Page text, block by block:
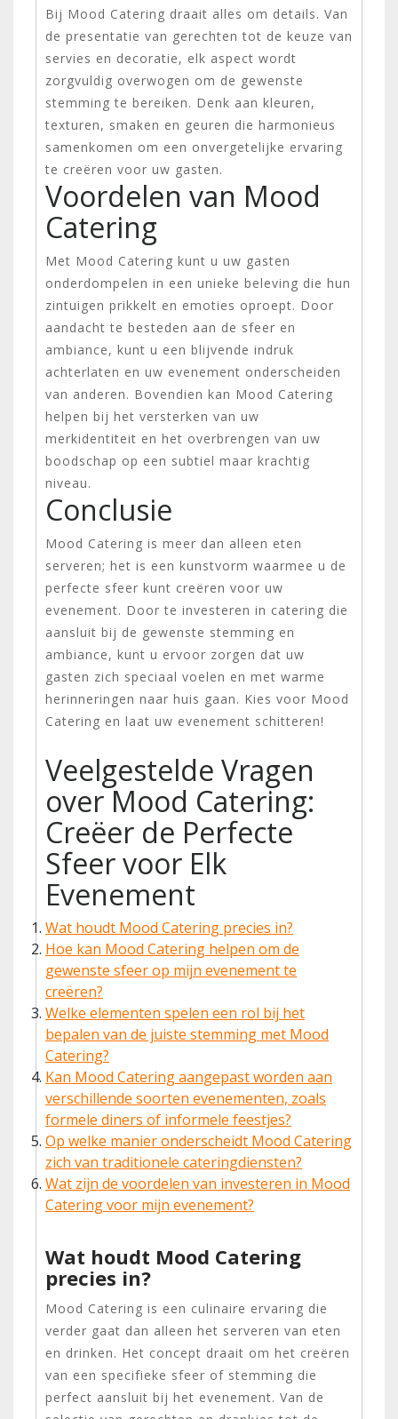
Bij Mood Catering draait alles om details. Van
de presentatie van gerechten tot de keuze van
servies en decoratie, elk aspect wordt
zorgvuldig overwogen om de gewenste
stemming te bereiken. Denk aan kleuren,
texturen, smaken en geuren die harmonieus
samenkomen om een onvergetelijke ervaring
te creëren voor uw gasten.
Voordelen van Mood
Catering
Met Mood Catering kunt u uw gasten
onderdompelen in een unieke beleving die hun
zintuigen prikkelt en emoties oproept. Door
aandacht te besteden aan de sfeer en
ambiance, kunt u een blijvende indruk
achterlaten en uw evenement onderscheiden
van anderen. Bovendien kan Mood Catering
helpen bij het versterken van uw
merkidentiteit en het overbrengen van uw
boodschap op een subtiel maar krachtig
niveau.
Conclusie
Mood Catering is meer dan alleen eten
serveren; het is een kunstvorm waarmee u de
perfecte sfeer kunt creëren voor uw
evenement. Door te investeren in catering die
aansluit bij de gewenste stemming en
ambiance, kunt u ervoor zorgen dat uw
gasten zich speciaal voelen en met warme
herinneringen naar huis gaan. Kies voor Mood
Catering en laat uw evenement schitteren!
Veelgestelde Vragen
over Mood Catering:
Creëer de Perfecte
Sfeer voor Elk
Evenement
Wat houdt Mood Catering precies in?
Hoe kan Mood Catering helpen om de
gewenste sfeer op mijn evenement te
creëren?
Welke elementen spelen een rol bij het
bepalen van de juiste stemming met Mood
Catering?
Kan Mood Catering aangepast worden aan
verschillende soorten evenementen, zoals
formele diners of informele feestjes?
Op welke manier onderscheidt Mood Catering
zich van traditionele cateringdiensten?
Wat zijn de voordelen van investeren in Mood
Catering voor mijn evenement?
Wat houdt Mood Catering
precies in?
Mood Catering is een culinaire ervaring die
verder gaat dan alleen het serveren van eten
en drinken. Het concept draait om het creëren
van een specifieke sfeer of stemming die
perfect aansluit bij het evenement. Van de